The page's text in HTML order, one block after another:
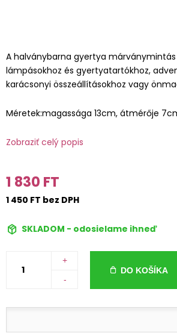
A halványbarna gyertya
lámpásokhoz és gyertyatartókhoz,
karácsonyi összeállításokhoz vagy
Méretek:magassága 13cm, átmérője
Zobraziť celý popis
1 830 FT
1 450 FT bez DPH
SKLADOM - odosielame ihneď
+
-
DO KOŠÍKA